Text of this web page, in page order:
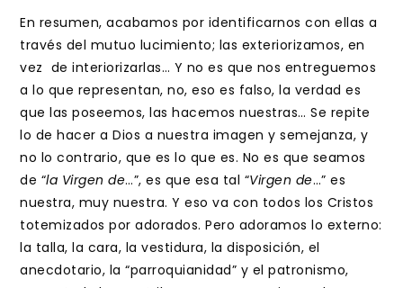
En resumen, acabamos por identificarnos con ellas a
través del mutuo lucimiento; las exteriorizamos, en
vez de interiorizarlas… Y no es que nos entreguemos
a lo que representan, no, eso es falso, la verdad es
que las poseemos, las hacemos nuestras… Se repite
lo de hacer a Dios a nuestra imagen y semejanza, y
no lo contrario, que es lo que es. No es que seamos
de “la Virgen de…”, es que esa tal “Virgen de…” es
nuestra, muy nuestra. Y eso va con todos los Cristos
totemizados por adorados. Pero adoramos lo externo:
la talla, la cara, la vestidura, la disposición, el
anecdotario, la “parroquianidad” y el patronismo,